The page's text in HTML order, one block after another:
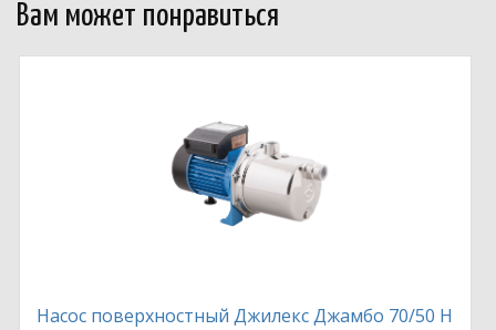
Вам может понравиться
Насос поверхностный Джилекс Джамбо 70/50 Н